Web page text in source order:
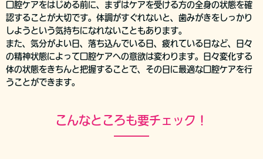
口腔ケアをはじめる前に、まずはケアを受ける方の全身の状態を確
認することが大切です。体調がすぐれないと、歯みがきをしっかり
しようという気持ちになれないこともあります。
また、気分がよい日、落ち込んでいる日、疲れている日など、日々
の精神状態によって口腔ケアへの意欲は変わります。日々変化する
体の状態をきちんと把握することで、その日に最適な口腔ケアを行
うことができます。
こんなところも要チェック！